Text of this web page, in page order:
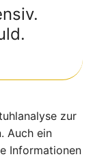
zur
Auch ein
Informationen